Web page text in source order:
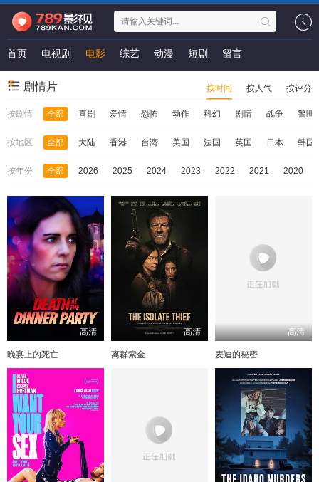
首页 电视剧 电影 综艺 动漫 短剧 留言
剧情片 按时间 按人气 按评分
按剧情 全部 喜剧 爱情 恐怖 动作 科幻 剧情 战争 警匪
按地区 全部 大陆 香港 台湾 美国 法国 英国 日本 韩国
按年份 全部 2026 2025 2024 2023 2022 2021 2020
高清
晚宴上的死亡
高清
离群索金
高清
麦迪的秘密